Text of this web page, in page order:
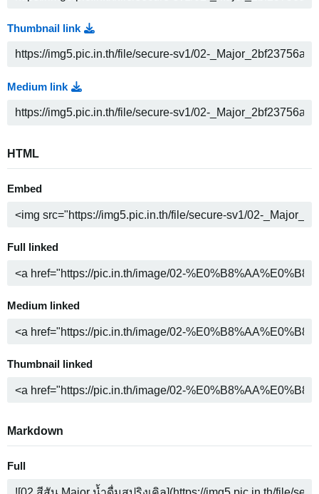
Thumbnail link
Medium link
HTML
Embed
Full linked
Medium linked
Thumbnail linked
Markdown
Full